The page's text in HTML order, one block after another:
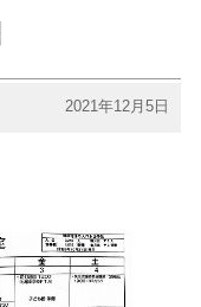
2021年12月5日